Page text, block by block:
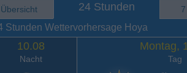
Übersicht 24 Stunden
Stunden Wettervorhersage Hoya
10.08
Nacht
Montag,
Tag